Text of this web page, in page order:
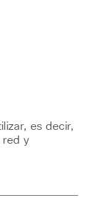
es decir,
red y